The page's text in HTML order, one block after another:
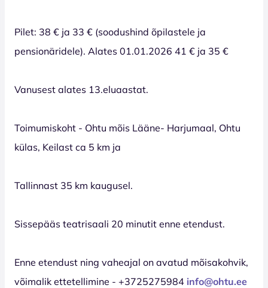
Pilet: 38 € ja 33 € (soodushind õpilastele ja
pensionäridele). Alates 01.01.2026 41 € ja 35 €
Vanusest alates 13.eluaastat.
Toimumiskoht - Ohtu mõis Lääne- Harjumaal, Ohtu
külas, Keilast ca 5 km ja
Tallinnast 35 km kaugusel.
Sissepääs teatrisaali 20 minutit enne etendust.
Enne etendust ning vaheajal on avatud mõisakohvik,
võimalik ettetellimine - +3725275984 info@ohtu.ee